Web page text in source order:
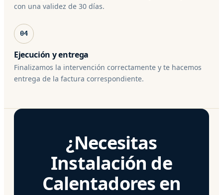
con una validez de 30 días.
04
Ejecución y entrega
Finalizamos la intervención correctamente y te hacemos
entrega de la factura correspondiente.
¿Necesitas
Instalación de
Calentadores en